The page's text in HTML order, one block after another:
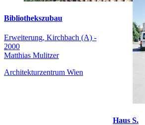
Bibliothekszubau
Erweiterung, Kirchbach (A) -
2000
Matthias Mulitzer
Architekturzentrum Wien
Haus S.